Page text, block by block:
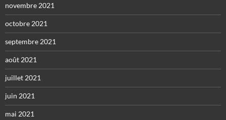
novembre 2021
octobre 2021
septembre 2021
août 2021
juillet 2021
juin 2021
mai 2021